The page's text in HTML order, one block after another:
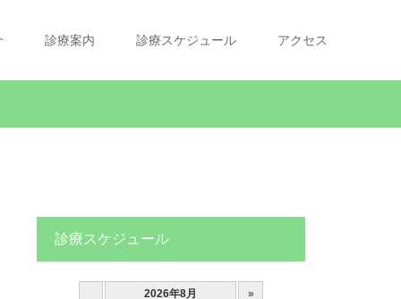
診療案内 診療スケジュール アクセス
診療スケジュール